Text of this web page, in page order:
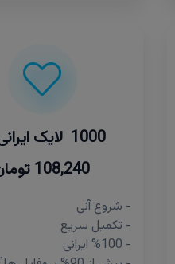
1000 لایک ایرانی آقا
108,240 تومان
- شروع آنی
- تکمیل سریع
- %100 ایرانی